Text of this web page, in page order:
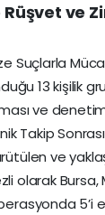
ve
Suçlarla
13 kişilik
ve
Takip
ve
Bursa,
5’i